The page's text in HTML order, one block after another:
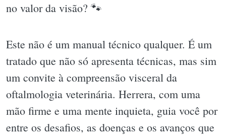
no valor da visão? 🐾
Este não é um manual técnico qualquer. É um
tratado que não só apresenta técnicas, mas sim
um convite à compreensão visceral da
oftalmologia veterinária. Herrera, com uma
mão firme e uma mente inquieta, guia você por
entre os desafios, as doenças e os avanços que